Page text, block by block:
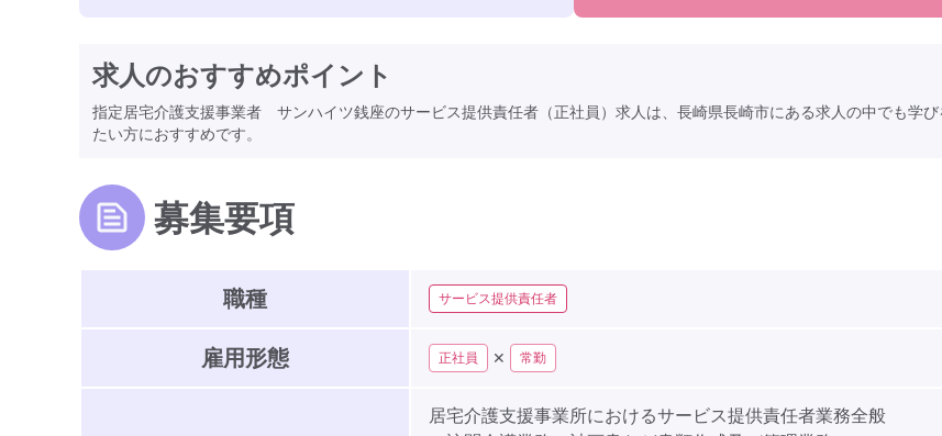
求人のおすすめポイント
指定居宅介護支援事業者 サンハイツ銭座のサービス提供責任者（正社員）求人は、長崎県長崎市にある求人の中でも学び
たい方におすすめです。
募集要項
職種 サービス提供責任者
雇用形態 正社員 ✕ 常勤
居宅介護支援事業所におけるサービス提供責任者業務全般